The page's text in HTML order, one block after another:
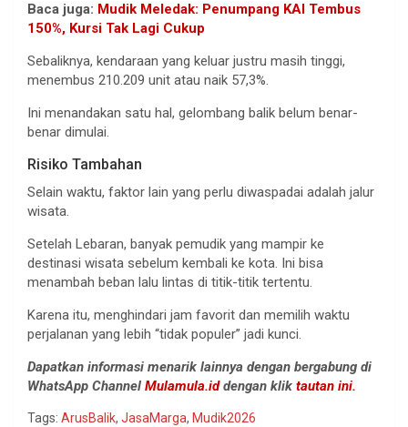
Baca juga: Mudik Meledak: Penumpang KAI Tembus
150%, Kursi Tak Lagi Cukup
Sebaliknya, kendaraan yang keluar justru masih tinggi,
menembus 210.209 unit atau naik 57,3%.
Ini menandakan satu hal, gelombang balik belum benar-
benar dimulai.
Risiko Tambahan
Selain waktu, faktor lain yang perlu diwaspadai adalah jalur
wisata.
Setelah Lebaran, banyak pemudik yang mampir ke
destinasi wisata sebelum kembali ke kota. Ini bisa
menambah beban lalu lintas di titik-titik tertentu.
Karena itu, menghindari jam favorit dan memilih waktu
perjalanan yang lebih “tidak populer” jadi kunci.
Dapatkan informasi menarik lainnya dengan bergabung di
WhatsApp Channel Mulamula.iddengan klik tautan ini.
Tags: ArusBalik, JasaMarga, Mudik2026